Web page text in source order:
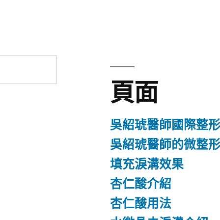
頁面
吳紹琥醫師國際整
吳紹琥醫師的微整
填充淚溝效果
杏仁酸介紹
杏仁酸用法